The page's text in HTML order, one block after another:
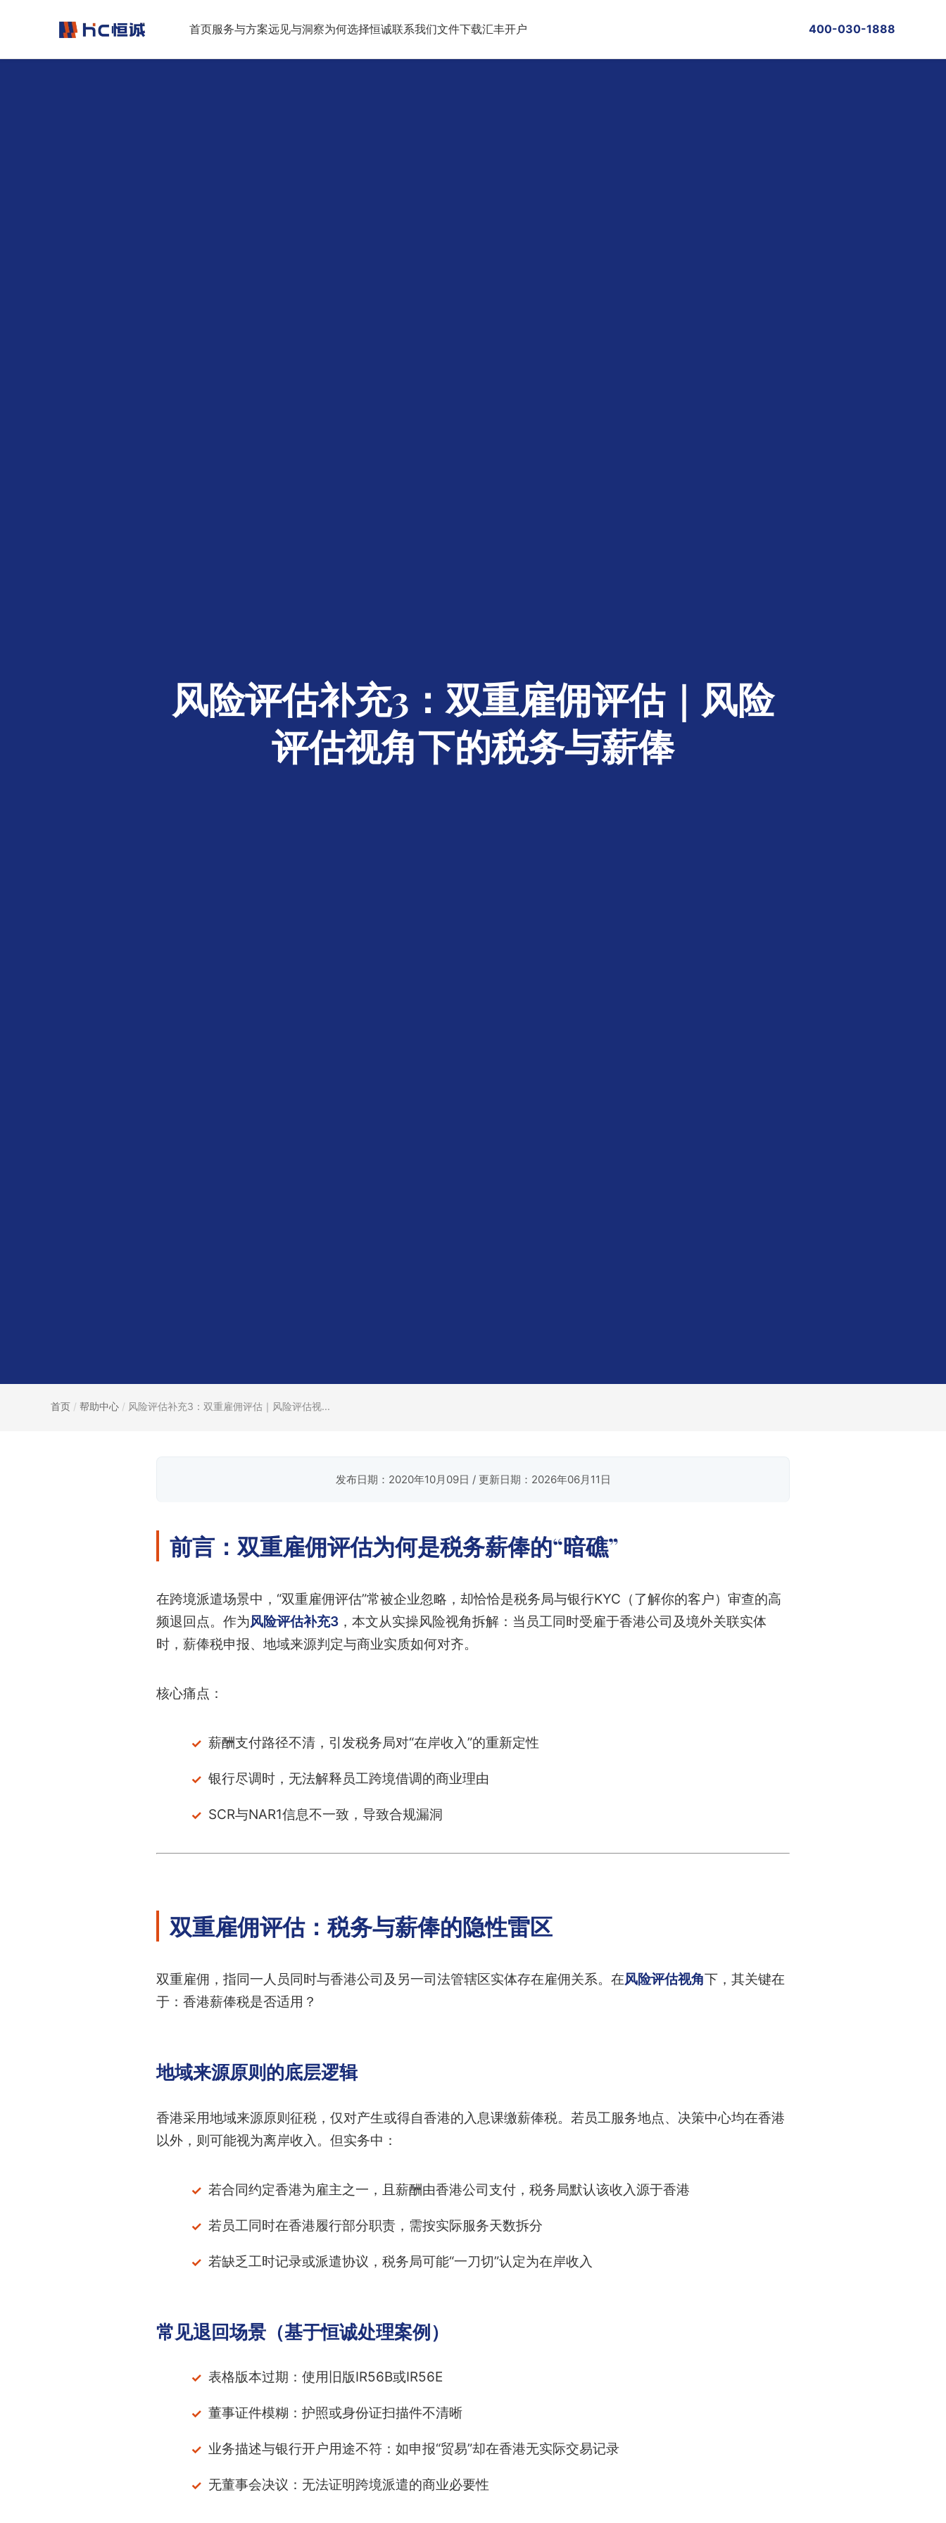
首页服务与方案远见与洞察为何选择恒诚联系我们文件下载汇丰开户 400-030-1888
风险评估补充3：双重雇佣评估｜风险
评估视角下的税务与薪俸
首页 / 帮助中心 / 风险评估补充3：双重雇佣评估｜风险评估视...
发布日期：2020年10月09日 / 更新日期：2026年06月11日
前言：双重雇佣评估为何是税务薪俸的“暗礁”
在跨境派遣场景中，“双重雇佣评估”常被企业忽略，却恰恰是税务局与银行KYC（了解你的客户）审查的高
频退回点。作为风险评估补充3 ，本文从实操风险视角拆解：当员工同时受雇于香港公司及境外关联实体
时，薪俸税申报、地域来源判定与商业实质如何对齐。
核心痛点：
薪酬支付路径不清，引发税务局对“在岸收入”的重新定性
银行尽调时，无法解释员工跨境借调的商业理由
SCR与NAR1信息不一致，导致合规漏洞
双重雇佣评估：税务与薪俸的隐性雷区
双重雇佣，指同一人员同时与香港公司及另一司法管辖区实体存在雇佣关系。在风险评估视角下，其关键在
于：香港薪俸税是否适用？
地域来源原则的底层逻辑
香港采用地域来源原则征税，仅对产生或得自香港的入息课缴薪俸税。若员工服务地点、决策中心均在香港
以外，则可能视为离岸收入。但实务中：
若合同约定香港为雇主之一，且薪酬由香港公司支付，税务局默认该收入源于香港
若员工同时在香港履行部分职责，需按实际服务天数拆分
若缺乏工时记录或派遣协议，税务局可能“一刀切”认定为在岸收入
常见退回场景（基于恒诚处理案例）
表格版本过期：使用旧版IR56B或IR56E
董事证件模糊：护照或身份证扫描件不清晰
业务描述与银行开户用途不符：如申报“贸易”却在香港无实际交易记录
无董事会决议：无法证明跨境派遣的商业必要性